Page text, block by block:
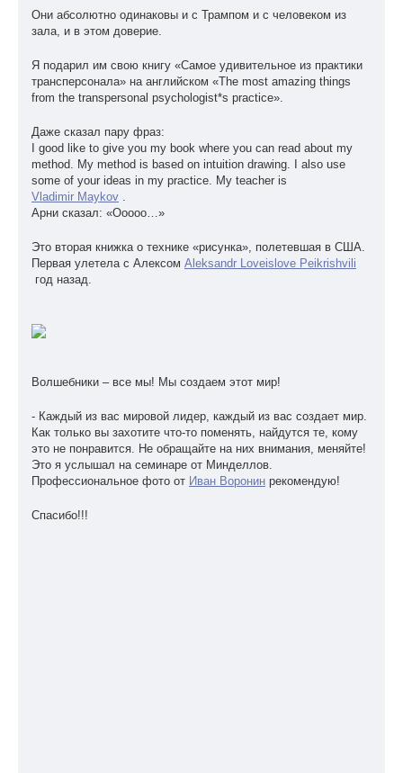
Они абсолютно одинаковы и с Трампом и с человеком из
зала, и в этом доверие.
Я подарил им свою книгу «Самое удивительное из практики
трансперсонала» на английском «The most amazing things
from the transpersonal psychologist*s practice».
Даже сказал пару фраз:
I good like to give you my book where you can read about my
method. My method is based on intuition drawing. I also use
some of your ideas in my practice. My teacher is
Vladimir Maykov .
Арни сказал: «Ооооо…»
Это вторая книжка о технике «рисунка», полетевшая в США.
Первая улетела с Алексом Aleksandr Loveislove Peikrishvili
год назад.
Волшебники – все мы! Мы создаем этот мир!
- Каждый из вас мировой лидер, каждый из вас создает мир.
Как только вы захотите что-то поменять, найдутся те, кому
это не понравится. Не обращайте на них внимания, меняйте!
Это я услышал на семинаре от Минделлов.
Профессиональное фото от Иван Воронин рекомендую!
Спасибо!!!